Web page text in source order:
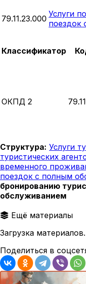
79.11.23.000 Услуги
поездок
Классификатор
ОКПД 2
Структура: Услуги
туристических
временного
поездок с полным
бронированию
обслуживанием
Ещё материалы
Загрузка
Поделиться в